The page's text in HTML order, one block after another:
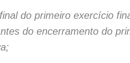
do primeiro exercício
do encerramento do